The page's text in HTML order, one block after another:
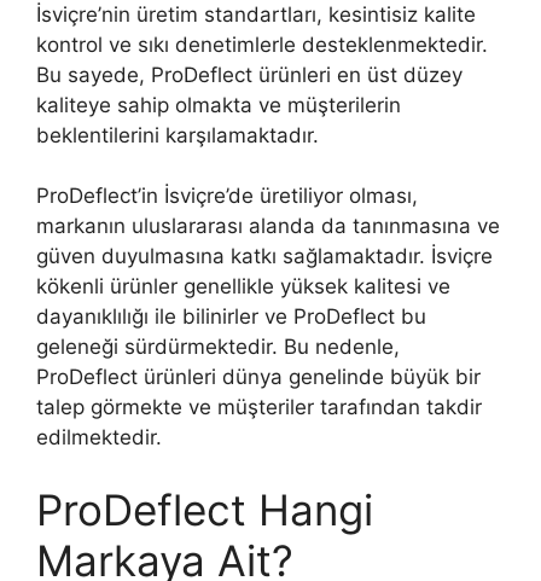
İsviçre’nin üretim standartları, kesintisiz kalite
kontrol ve sıkı denetimlerle desteklenmektedir.
Bu sayede, ProDeflect ürünleri en üst düzey
kaliteye sahip olmakta ve müşterilerin
beklentilerini karşılamaktadır.
ProDeflect’in İsviçre’de üretiliyor olması,
markanın uluslararası alanda da tanınmasına ve
güven duyulmasına katkı sağlamaktadır. İsviçre
kökenli ürünler genellikle yüksek kalitesi ve
dayanıklılığı ile bilinirler ve ProDeflect bu
geleneği sürdürmektedir. Bu nedenle,
ProDeflect ürünleri dünya genelinde büyük bir
talep görmekte ve müşteriler tarafından takdir
edilmektedir.
ProDeflect Hangi
Markaya Ait?